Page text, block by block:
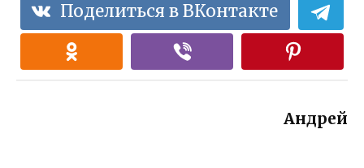
Поделиться в ВКонтакте
Андрей